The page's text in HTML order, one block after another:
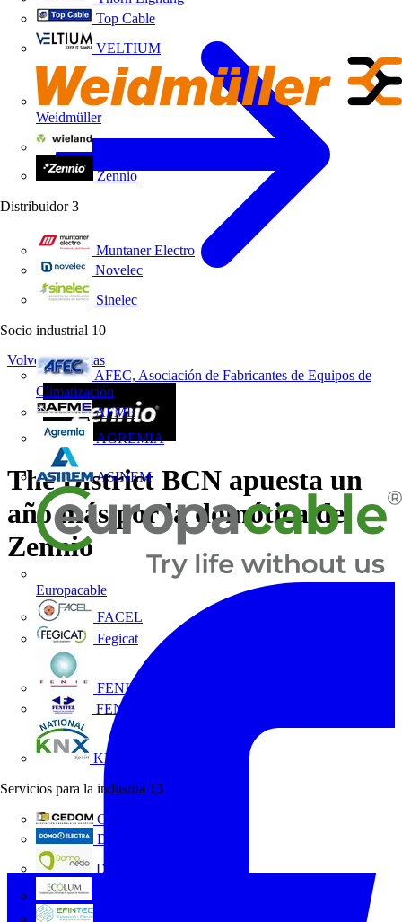
Top Cable
VELTIUM
Weidmüller
Zennio
Distribuidor 3
Muntaner Electro
Novelec
Sinelec
Socio industrial 10
AFEC, Asociación de Fabricantes de Equipos de
Climatización
AFME
AGREMIA
ASINEM
Europacable
FACEL
Fegicat
FENIE
FENITEL
KNX España
Servicios para la industria 13
CEDOM
Domo Electra
Domonetio
Volver a Noticias
The District BCN apuesta un
año más por la domótica de
Zennio